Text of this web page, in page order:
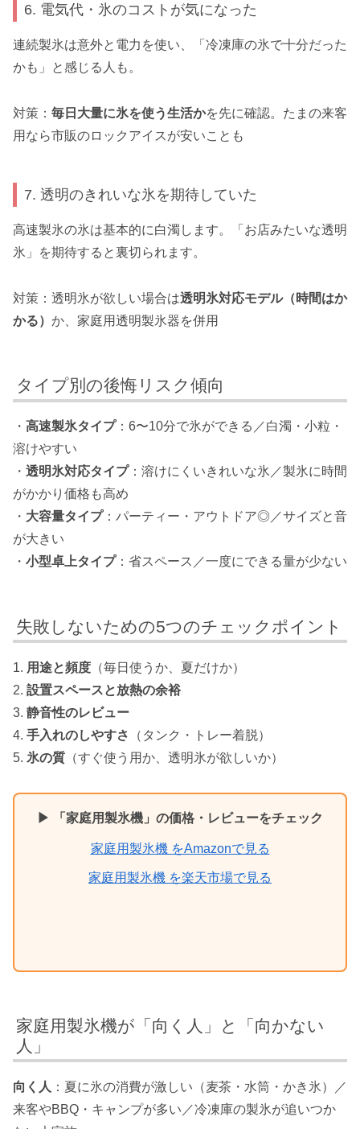
6. 電気代・氷のコストが気になった
連続製氷は意外と電力を使い、「冷凍庫の氷で十分だった
かも」と感じる人も。
対策： 毎日大量に氷を使う生活かを先に確認。たまの来客
用なら市販のロックアイスが安いことも
7. 透明のきれいな氷を期待していた
高速製氷の氷は基本的に白濁します。「お店みたいな透明
氷」を期待すると裏切られます。
対策：透明氷が欲しい場合は透明氷対応モデル（時間はか
かる） か、家庭用透明製氷器を併用
タイプ別の後悔リスク傾向
・ 高速製氷タイプ：6〜10分で氷ができる／白濁・小粒・
溶けやすい
・ 透明氷対応タイプ：溶けにくいきれいな氷／製氷に時間
がかかり価格も高め
・ 大容量タイプ：パーティー・アウトドア◎／サイズと音
が大きい
・ 小型卓上タイプ：省スペース／一度にできる量が少ない
失敗しないための5つのチェックポイント
1. 用途と頻度 （毎日使うか、夏だけか）
2. 設置スペースと放熱の余裕
3. 静音性のレビュー
4. 手入れのしやすさ
（タンク・トレー着脱）
5. 氷の質 （すぐ使う用か、透明氷が欲しいか）
▶ 「家庭用製氷機」の価格・レビューをチェック
家庭用製氷機 をAmazonで見る
家庭用製氷機 を楽天市場で見る
家庭用製氷機が「向く人」と「向かない
人」
向く人 ：夏に氷の消費が激しい（麦茶・水筒・かき氷）／
来客やBBQ・キャンプが多い／冷凍庫の製氷が追いつか